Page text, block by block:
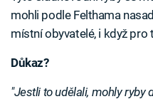
mohli podle Felthama
místní obyvatelé, i když pro
Důkaz?
"Jestli to udělali, mohly ryby